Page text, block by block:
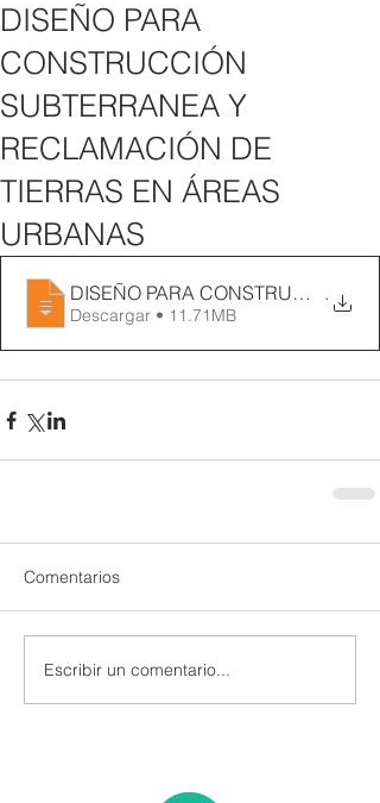
DISEÑO PARA
CONSTRUCCIÓN
SUBTERRANEA Y
RECLAMACIÓN DE
TIERRAS EN ÁREAS
URBANAS
DISEÑO PARA CONSTRUCCION
.
Descargar • 11.71MB
Comentarios
Escribir un comentario...